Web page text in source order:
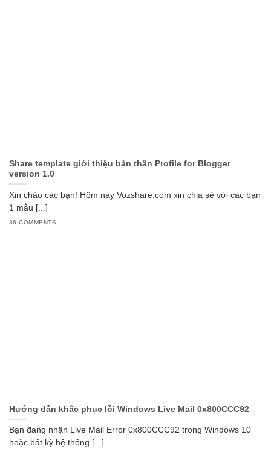
Share template giới thiệu bản thân Profile for Blogger
version 1.0
Xin chào các bạn! Hôm nay Vozshare.com xin chia sẻ với các bạn
1 mẫu [...]
36 COMMENTS
Hướng dẫn khắc phục lỗi Windows Live Mail 0x800CCC92
Bạn đang nhận Live Mail Error 0x800CCC92 trong Windows 10
hoặc bất kỳ hệ thống [...]